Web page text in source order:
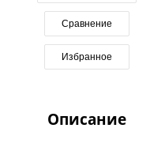
Сравнение
Избранное
Описание